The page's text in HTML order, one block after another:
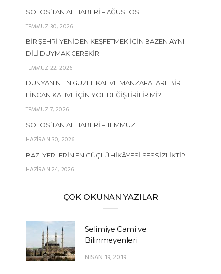
SOFOS’TAN AL HABERI – AĞUSTOS
TEMMUZ 30, 2026
BIR ŞEHRI YENIDEN KEŞFETMEK İÇIN BAZEN AYNI
DILI DUYMAK GEREKIR
TEMMUZ 22, 2026
DÜNYANIN EN GÜZEL KAHVE MANZARALARI: BIR
FINCAN KAHVE İÇIN YOL DEĞIŞTIRILIR MI?
TEMMUZ 7, 2026
SOFOS’TAN AL HABERI – TEMMUZ
HAZIRAN 30, 2026
BAZI YERLERIN EN GÜÇLÜ HIKÂYESI SESSIZLIKTIR
HAZIRAN 24, 2026
ÇOK OKUNAN YAZILAR
Selimiye Cami ve
Bilinmeyenleri
NISAN 19, 2019